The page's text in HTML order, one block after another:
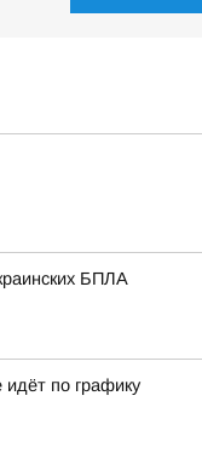
БПЛА
по графику